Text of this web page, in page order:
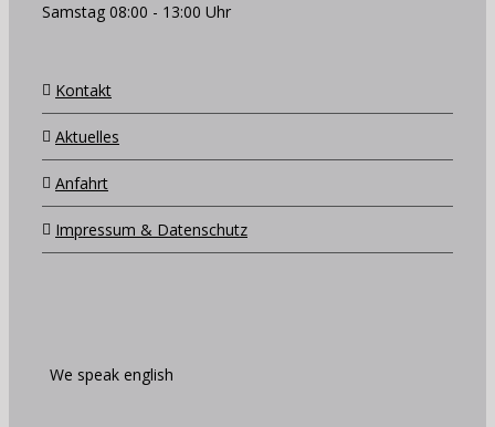
Samstag 08:00 - 13:00 Uhr
Kontakt
Aktuelles
Anfahrt
Impressum & Datenschutz
We speak english